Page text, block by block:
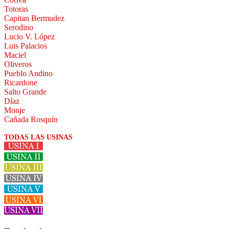
Totoras
Capitan Bermudez
Serodino
Lucio V. López
Luis Palacios
Maciel
Oliveros
Pueblo Andino
Ricardone
Salto Grande
Díaz
Monje
Cañada Rosquín
TODAS LAS USINAS